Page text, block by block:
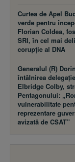
Curtea de Apel
verde pentru
Florian Coldea,
SRI, în cel mai
corupție al DNA
Generalul (R)
întâlnirea
Elbridge Colby,
Pentagonului:
vulnerabilitate
reprezentare
avizată de CSAT”